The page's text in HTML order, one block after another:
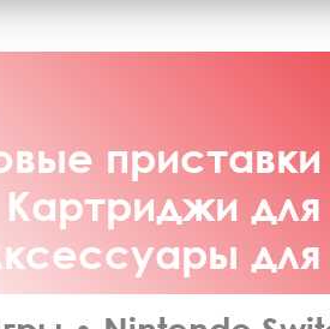
Картриджи
для